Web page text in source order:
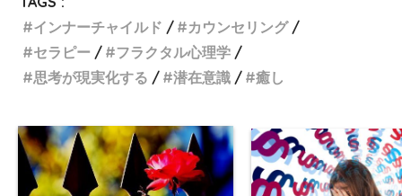
インナーチャイルド
カウンセリング
セラピー
フラクタル心理学
思考が現実化する
潜在意識 癒し